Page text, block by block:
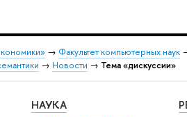
→ Факультет компьютерных наук
→ Новости → Тема «дискуссии»
НАУКА